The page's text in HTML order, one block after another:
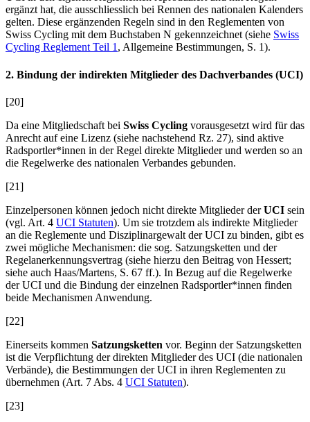
ergänzt hat, die ausschliesslich bei Rennen des nationalen Kalenders
gelten. Diese ergänzenden Regeln sind in den Reglementen von
Swiss Cycling mit dem Buchstaben N gekennzeichnet (siehe Swiss
Cycling Reglement Teil 1, Allgemeine Bestimmungen, S. 1).
2. Bindung der indirekten Mitglieder des Dachverbandes (UCI)
[20]
Da eine Mitgliedschaft bei Swiss Cycling vorausgesetzt wird für das
Anrecht auf eine Lizenz (siehe nachstehend Rz. 27), sind aktive
Radsportler*innen in der Regel direkte Mitglieder und werden so an
die Regelwerke des nationalen Verbandes gebunden.
[21]
Einzelpersonen können jedoch nicht direkte Mitglieder derUCI sein
(vgl. Art. 4 UCI Statuten). Um sie trotzdem als indirekte Mitglieder
an die Reglemente und Disziplinargewalt der UCI zu binden, gibt es
zwei mögliche Mechanismen: die sog. Satzungsketten und der
Regelanerkennungsvertrag (siehe hierzu den Beitrag von Hessert;
siehe auch Haas/Martens, S. 67 ff.). In Bezug auf die Regelwerke
der UCI und die Bindung der einzelnen Radsportler*innen finden
beide Mechanismen Anwendung.
[22]
Einerseits kommen Satzungsketten vor. Beginn der Satzungsketten
ist die Verpflichtung der direkten Mitglieder des UCI (die nationalen
Verbände), die Bestimmungen der UCI in ihren Reglementen zu
übernehmen (Art. 7 Abs. 4 UCI Statuten).
[23]